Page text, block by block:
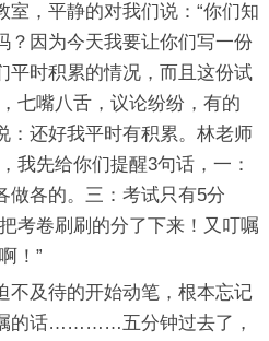
，平静的对我们说：“你们知
？因为今天我要让你们写一份
平时积累的情况，而且这份试
七嘴八舌，议论纷纷，有的
：还好我平时有积累。林老师
我先给你们提醒3句话，一：
做各的。三：考试只有5分
考卷刷刷的分了下来！又叮嘱
！”
及待的开始动笔，根本忘记
的话…………五分钟过去了，